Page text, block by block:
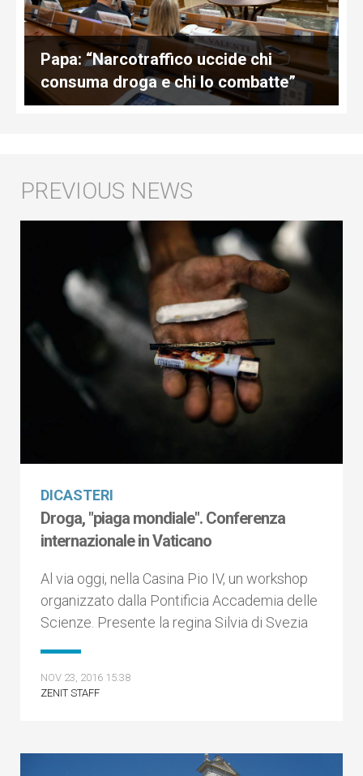
Papa: “Narcotraffico uccide chi
consuma droga e chi lo combatte”
DICASTERI
Droga, "piaga mondiale". Conferenza
internazionale in Vaticano
Al via oggi, nella Casina Pio IV, un workshop
organizzato dalla Pontificia Accademia delle
Scienze. Presente la regina Silvia di Svezia
NOV 23, 2016 15:38
ZENIT STAFF